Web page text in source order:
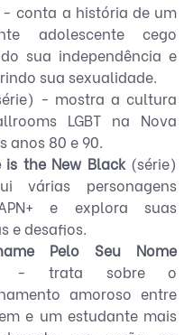
conta a história de um
adolescente cego
sua independência e
sua sexualidade.
- mostra a cultura
LGBT na Nova
anos 80 e 90.
is the New Black (série)
várias personagens
e explora suas
e desafios.
Me Chame Pelo Seu Nome
- trata sobre o
amoroso entre
e um estudante mais